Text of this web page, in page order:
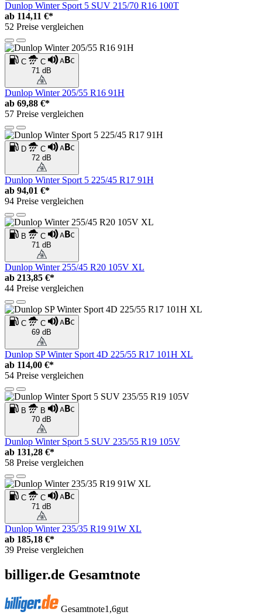
Dunlop Winter Sport 5 SUV 215/70 R16 100T
ab 114,11 €*
52 Preise vergleichen
C
C
71 dB
Dunlop Winter 205/55 R16 91H
ab 69,88 €*
57 Preise vergleichen
D
C
72 dB
Dunlop Winter Sport 5 225/45 R17 91H
ab 94,01 €*
94 Preise vergleichen
B
C
71 dB
Dunlop Winter 255/45 R20 105V XL
ab 213,85 €*
44 Preise vergleichen
C
C
69 dB
Dunlop SP Winter Sport 4D 225/55 R17 101H XL
ab 114,00 €*
54 Preise vergleichen
B
B
70 dB
Dunlop Winter Sport 5 SUV 235/55 R19 105V
ab 131,28 €*
58 Preise vergleichen
C
C
71 dB
Dunlop Winter 235/35 R19 91W XL
ab 185,18 €*
39 Preise vergleichen
billiger.de Gesamtnote
Gesamtnote1,6gut